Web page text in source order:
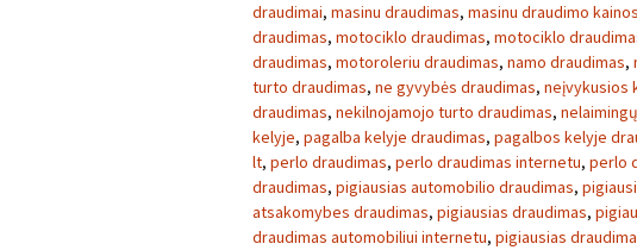
draudimai, masinu draudimas, masinu draudimo kainos
draudimas, motociklo draudimas, motociklo
draudimas, motoroleriu draudimas, namo draudimas,
turto draudimas, ne gyvybės draudimas, neįvykusios
draudimas, nekilnojamojo turto draudimas,
kelyje, pagalba kelyje draudimas, pagalbos kelyje
lt, perlo draudimas, perlo draudimas internetu, perlo
draudimas, pigiausias automobilio draudimas,
atsakomybes draudimas, pigiausias draudimas,
draudimas automobiliui internetu, pigiausias